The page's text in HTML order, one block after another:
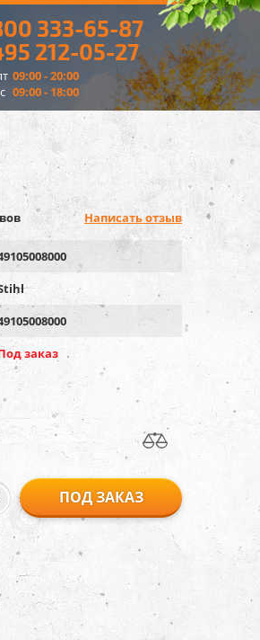
333-65-87
212-05-27
09:00 - 20:00
09:00 - 18:00
Написать отзыв
заказ
ПОД ЗАКАЗ